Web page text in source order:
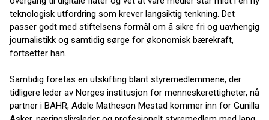
teknologisk utfordring som krever langsiktig tenkning. Det
passer godt med stiftelsens formål om å sikre fri og uavhengig
journalistikk og samtidig sørge for økonomisk bærekraft,
fortsetter han.
Samtidig foretas en utskifting blant styremedlemmene, der
tidligere leder av Norges institusjon for menneskerettigheter, nå
partner i BAHR, Adele Matheson Mestad kommer inn for Gunilla